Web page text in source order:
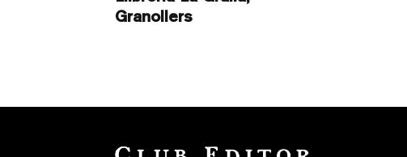
Granollers